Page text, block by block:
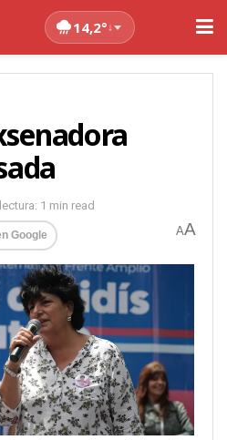
14,2°↓
1 min read
Google AA